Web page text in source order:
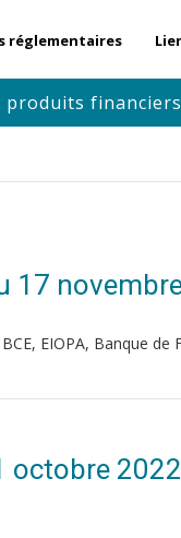
réglementaires
produits
17
EIOPA, Banque de
octobre 2022